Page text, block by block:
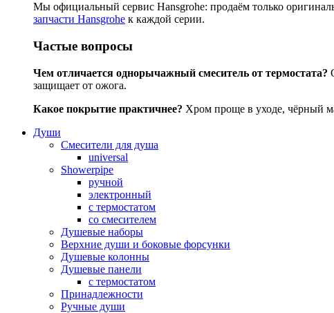
Мы официальный сервис Hansgrohe: продаём только
запчасти Hansgrohe к каждой серии.
Частые вопросы
Чем отличается однорычажный смеситель от термостата?
защищает от ожога.
Какое покрытие практичнее? Хром проще в уходе, чёрный
Души
Смесители для душа
universal
Showerpipe
ручной
электронный
с термостатом
со смесителем
Душевые наборы
Верхние души и боковые форсунки
Душевые колонны
Душевые панели
с термостатом
Принадлежности
Ручные души